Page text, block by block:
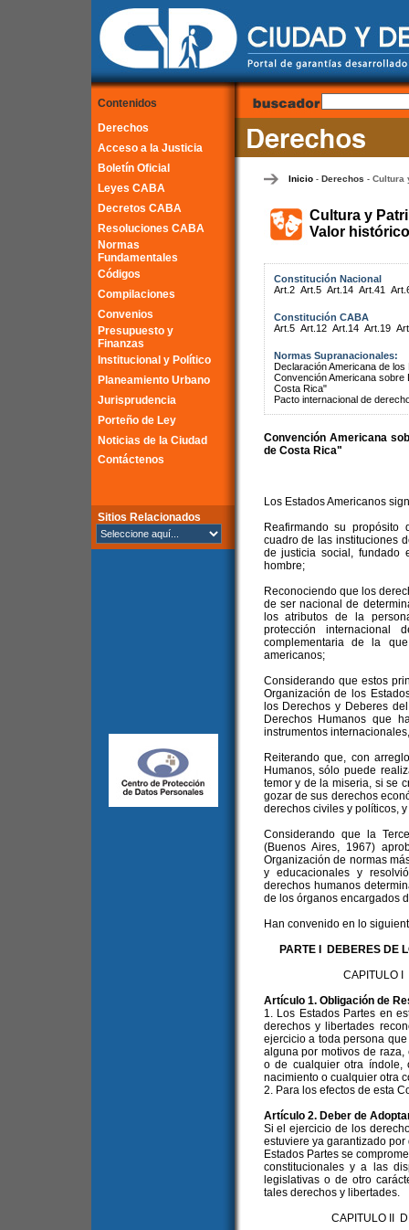
Contenidos
Derechos
Acceso a la Justicia
Boletín Oficial
Leyes CABA
Decretos CABA
Resoluciones CABA
Normas
Fundamentales
Códigos
Compilaciones
Convenios
Presupuesto y
Finanzas
Institucional y Político
Planeamiento Urbano
Jurisprudencia
Porteño de Ley
Noticias de la Ciudad
Contáctenos
Sitios Relacionados
Inicio- Derechos - Cultura
Cultura y
Valor histórico
Constitución Nacional
Art.2 Art.5 Art.14 Art.41
Constitución CABA
Art.5 Art.12 Art.14 Art.19
Normas Supranacionales:
Declaración Americana de
Convención Americana
Costa Rica"
Pacto internacional de
Convención Americana
de Costa Rica"
Los Estados Americanos
Reafirmando su
cuadro de las instituciones
de justicia social, fundado
hombre;
Reconociendo que los
de ser nacional de
los atributos de la
protección internacional
complementaria de la
americanos;
Considerando que estos
Organización de los
los Derechos y Deberes
Derechos Humanos que
instrumentos
Reiterando que, con
Humanos, sólo puede
temor y de la miseria, si se
gozar de sus derechos
derechos civiles y políticos, y
Considerando que la
(Buenos Aires, 1967)
Organización de normas
y educacionales y
derechos humanos
de los órganos encargados
Han convenido en lo
PARTE I DEBERES DE
CAPITULO I
Artículo 1. Obligación de
1. Los Estados Partes en
derechos y libertades
ejercicio a toda persona
alguna por motivos de
o de cualquier otra índole,
nacimiento o cualquier otra
2. Para los efectos de esta
Artículo 2. Deber de
Si el ejercicio de los
estuviere ya garantizado
Estados Partes se
constitucionales y a las
legislativas o de otro
tales derechos y libertades.
CAPITULO II